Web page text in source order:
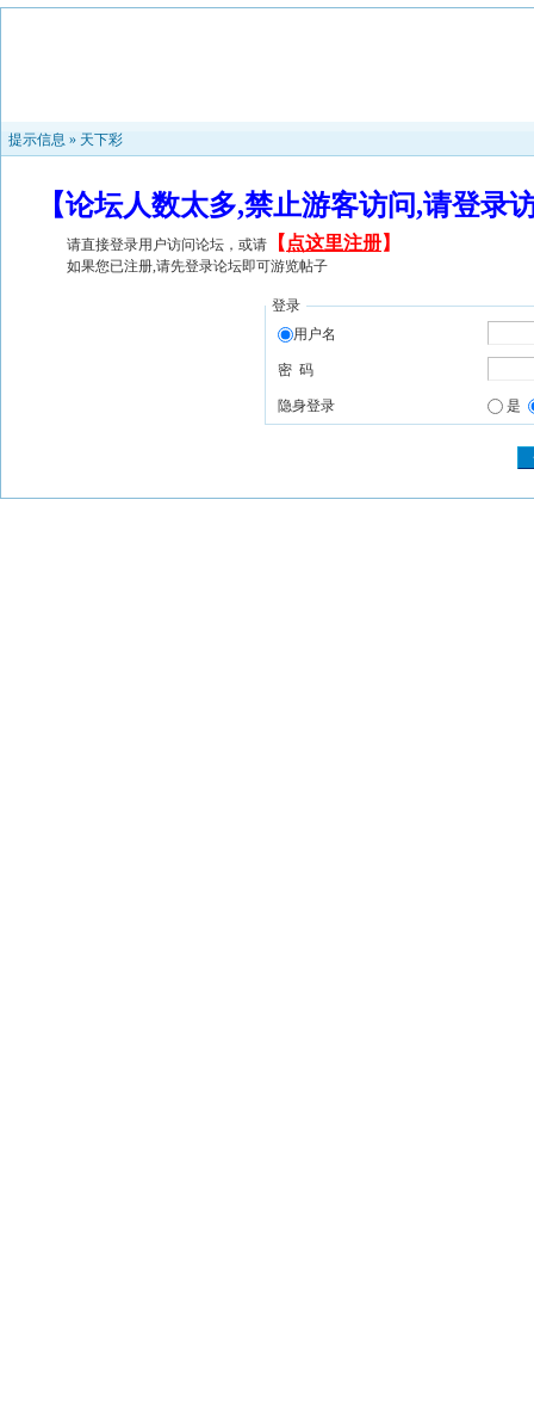
提示信息 » 天下彩
【论坛人数太多,禁止游客访问,请登
请直接登录用户访问论坛，或请 【 点这里注册】
如果您已注册,请先登录论坛即可游览帖子
登录
用户名
密 码
隐身登录 是